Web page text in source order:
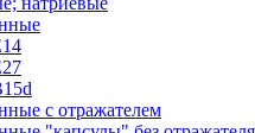
с отражателем